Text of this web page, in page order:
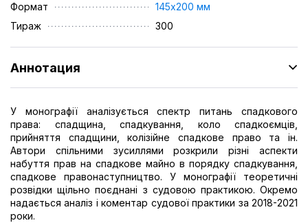
Формат
145х200 мм
Тираж
300
Аннотация
У монографії аналізується спектр питань спадкового
права: спадщина, спадкування, коло спадкоємців,
прийняття спадщини, колізійне спадкове право та ін.
Автори спільними зусиллями розкрили різні аспекти
набуття прав на спадкове майно в порядку спадкування,
спадкове правонаступництво. У монографії теоретичні
розвідки щільно поєднані з судовою практикою. Окремо
надається аналіз і коментар судової практики за 2018-2021
роки.